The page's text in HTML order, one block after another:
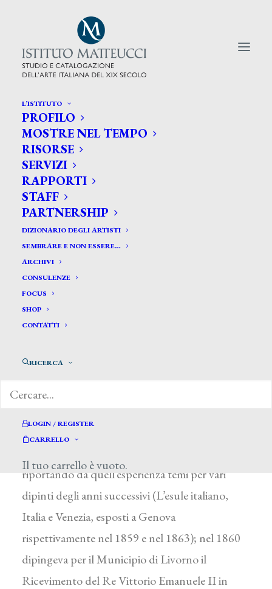
L’ISTITUTO
PROFILO
MOSTRE NEL TEMPO
RISORSE
SERVIZI
RAPPORTI
STAFF
PARTNERSHIP
DIZIONARIO DEGLI ARTISTI
SEMBRARE E NON ESSERE…
ARCHIVI
CONSULENZE
FOCUS
SHOP
CONTATTI
RICERCA
LOGIN / REGISTER
CARRELLO
Il tuo carrello è vuoto.
CERCA TRA GLI ARTISTI:
Search
for:
Betti Natale *
BETTI NATALE
Allievo di G. Baldini a Livorno, studiò a Roma
nel 1846 con un San Giovanni Battista. Nel
riportando da quell’esperienza temi per vari
dipinti degli anni successivi (L’esule italiano,
Italia e Venezia, esposti a Genova
rispettivamente nel 1859 e nel 1863); nel 1860
dipingeva per il Municipio di Livorno il
Ricevimento del Re Vittorio Emanuele II in